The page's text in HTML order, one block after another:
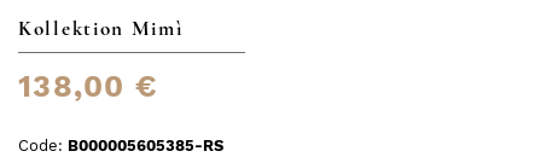
Kollektion Mimì
138,00 €
Code: B000005605385-RS